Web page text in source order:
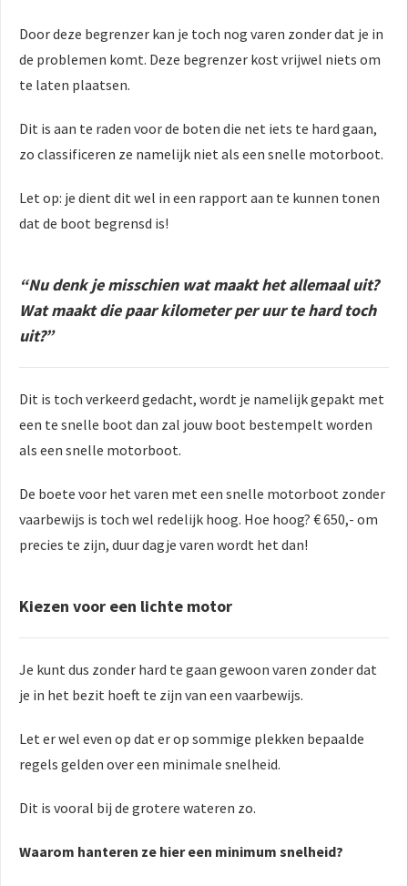
Door deze begrenzer kan je toch nog varen zonder dat je in
de problemen komt. Deze begrenzer kost vrijwel niets om
te laten plaatsen.
Dit is aan te raden voor de boten die net iets te hard gaan,
zo classificeren ze namelijk niet als een snelle motorboot.
Let op: je dient dit wel in een rapport aan te kunnen tonen
dat de boot begrensd is!
“Nu denk je misschien wat maakt het allemaal uit?
Wat maakt die paar kilometer per uur te hard toch
uit?”
Dit is toch verkeerd gedacht, wordt je namelijk gepakt met
een te snelle boot dan zal jouw boot bestempelt worden
als een snelle motorboot.
De boete voor het varen met een snelle motorboot zonder
vaarbewijs is toch wel redelijk hoog. Hoe hoog? € 650,- om
precies te zijn, duur dagje varen wordt het dan!
Kiezen voor een lichte motor
Je kunt dus zonder hard te gaan gewoon varen zonder dat
je in het bezit hoeft te zijn van een vaarbewijs.
Let er wel even op dat er op sommige plekken bepaalde
regels gelden over een minimale snelheid.
Dit is vooral bij de grotere wateren zo.
Waarom hanteren ze hier een minimum snelheid?